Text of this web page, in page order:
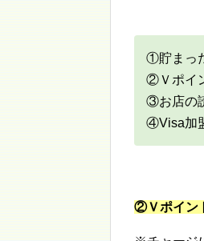
①貯まっ
②Ｖポイ
③お店の
④Visa加
②Ｖポイン